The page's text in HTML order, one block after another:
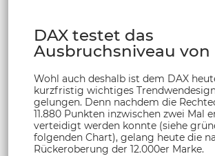
DAX testet das
Ausbruchsniveau
Wohl auch deshalb ist dem DAX
kurzfristig wichtiges
gelungen. Denn nachdem die
11.880 Punkten inzwischen zwei Mal
verteidigt werden konnte (siehe
folgenden Chart), gelang heute die
Rückeroberung der 12.000er Marke.